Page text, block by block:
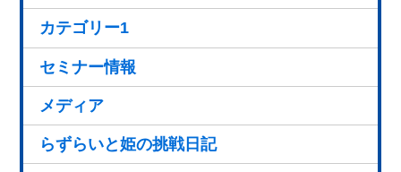
カテゴリー1
セミナー情報
メディア
らずらいと姫の挑戦日記